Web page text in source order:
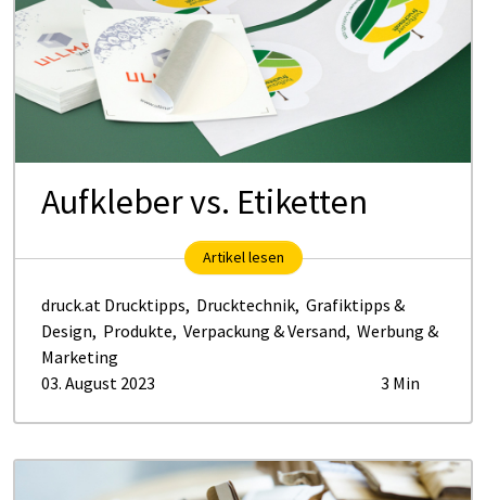
Aufkleber vs. Etiketten
Artikel lesen
druck.at Drucktipps, Drucktechnik, Grafiktipps &
Design, Produkte, Verpackung & Versand, Werbung &
Marketing
03. August 2023
3 Min